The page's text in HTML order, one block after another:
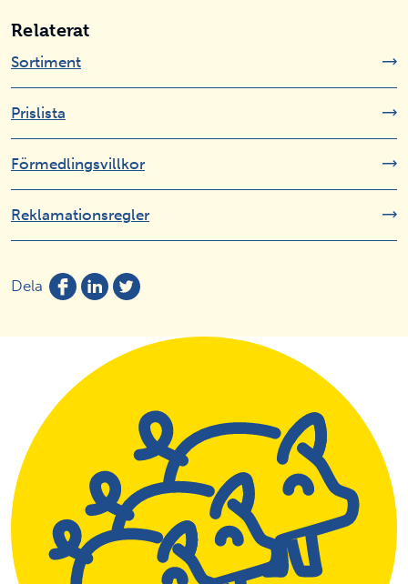
Relaterat
Sortiment
Prislista
Förmedlingsvillkor
Reklamationsregler
Dela